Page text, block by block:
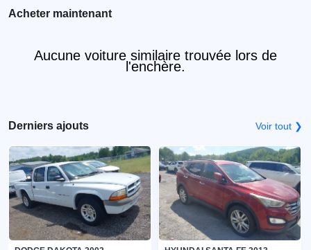
Acheter maintenant
Aucune voiture similaire trouvée lors de
l'enchère.
Derniers ajouts Voir tout ❯